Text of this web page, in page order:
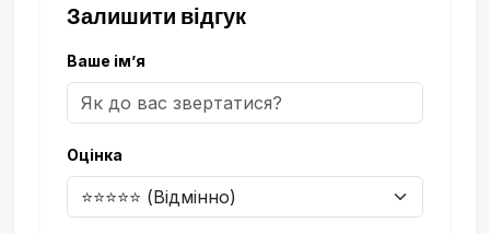
Залишити відгук
Ваше ім’я
Оцінка